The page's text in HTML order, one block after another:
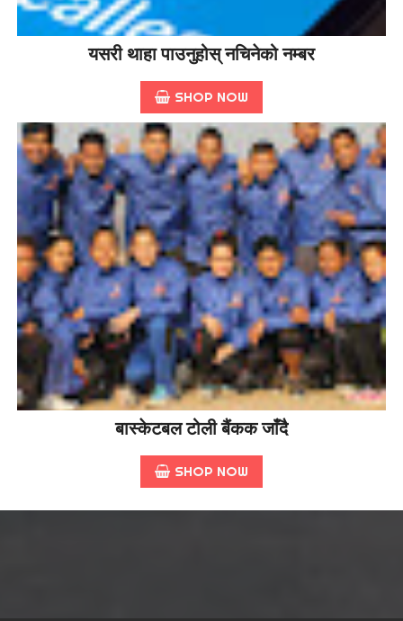
यसरी थाहा पाउनुहोस् नचिनेको नम्बर
SHOP NOW
बास्केटबल टोली बैंकक जाँदै
SHOP NOW